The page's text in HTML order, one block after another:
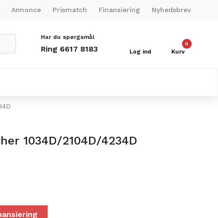
Annonce Prismatch Finansiering Nyhedsbrev
Har du spørgsmål
Ring 6617 8183 Log ind
0
Kurv
1034D/2104D/4234D